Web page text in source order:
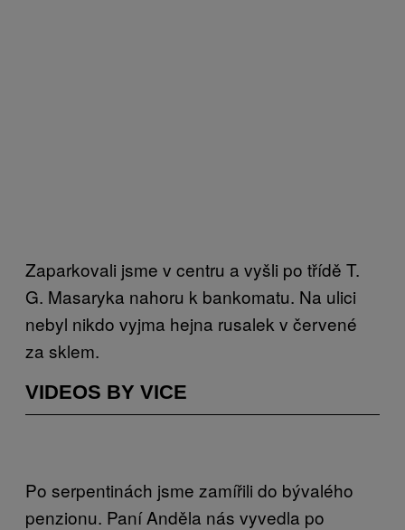
Zaparkovali jsme v centru a vyšli po třídě T.
G. Masaryka nahoru k bankomatu. Na ulici
nebyl nikdo vyjma hejna rusalek v červené
za sklem.
VIDEOS BY VICE
Po serpentinách jsme zamířili do bývalého
penzionu. Paní Anděla nás vyvedla po